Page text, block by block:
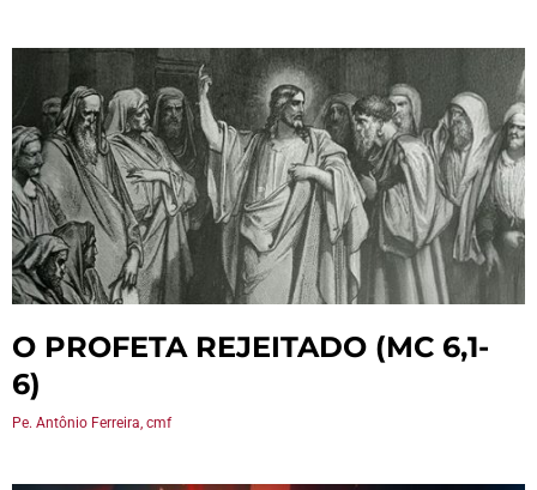
O PROFETA REJEITADO (MC 6,1-
6)
Pe. Antônio Ferreira, cmf